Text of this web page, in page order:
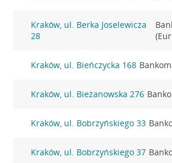
Kraków, ul. Berka Joselewicza
28
Kraków, ul. Bieńczycka 168
Kraków, ul. Bieżanowska 276
Kraków, ul. Bobrzyńskiego 33
Kraków, ul. Bobrzyńskiego 37